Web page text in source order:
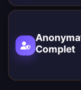
Complet